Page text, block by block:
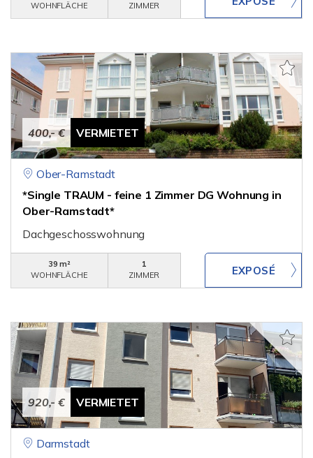
WOHNFLÄCHE
ZIMMER
400,- € VERMIETET
Ober-Ramstadt
*Single TRAUM - feine 1 Zimmer DG Wohnung in
Ober-Ramstadt*
Dachgeschosswohnung
39 m²
WOHNFLÄCHE
1
ZIMMER
920,- € VERMIETET
Darmstadt